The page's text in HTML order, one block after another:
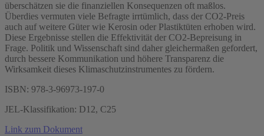
überschätzen sie die finanziellen Konsequenzen oft maßlos.
Überdies vermuten viele Befragte irrtümlich, dass der CO2-Preis
auch auf weitere Güter wie Kerosin oder Plastiktüten erhoben wird.
Diese Ergebnisse stellen die Effektivität der CO2-Bepreisung in
Frage. Politik und Wissenschaft sind daher gleichermaßen gefordert,
durch bessere Kommunikation und höhere Transparenz die
Wirksamkeit dieses Klimaschutzinstrumentes zu fördern.
ISBN: 978-3-96973-197-0
JEL-Klassifikation: D12, C25
Link zum Dokument